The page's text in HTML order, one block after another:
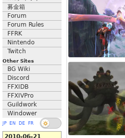
募金箱
Forum
Forum Rules
FFRK
Nintendo
Twitch
Other Sites
BG Wiki
Discord
FFXIDB
FFXIVPro
Guildwork
Windower
JP EN DE FR
2010-06-21